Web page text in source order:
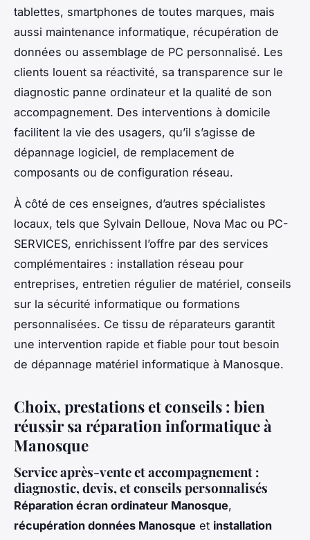
tablettes, smartphones de toutes marques, mais
aussi maintenance informatique, récupération de
données ou assemblage de PC personnalisé. Les
clients louent sa réactivité, sa transparence sur le
diagnostic panne ordinateur et la qualité de son
accompagnement. Des interventions à domicile
facilitent la vie des usagers, qu’il s’agisse de
dépannage logiciel, de remplacement de
composants ou de configuration réseau.
À côté de ces enseignes, d’autres spécialistes
locaux, tels que Sylvain Delloue, Nova Mac ou PC-
SERVICES, enrichissent l’offre par des services
complémentaires : installation réseau pour
entreprises, entretien régulier de matériel, conseils
sur la sécurité informatique ou formations
personnalisées. Ce tissu de réparateurs garantit
une intervention rapide et fiable pour tout besoin
de dépannage matériel informatique à Manosque.
Choix, prestations et conseils : bien
réussir sa réparation informatique à
Manosque
Service après-vente et accompagnement :
diagnostic, devis, et conseils personnalisés
Réparation écran ordinateur Manosque,
récupération données Manosque et installation